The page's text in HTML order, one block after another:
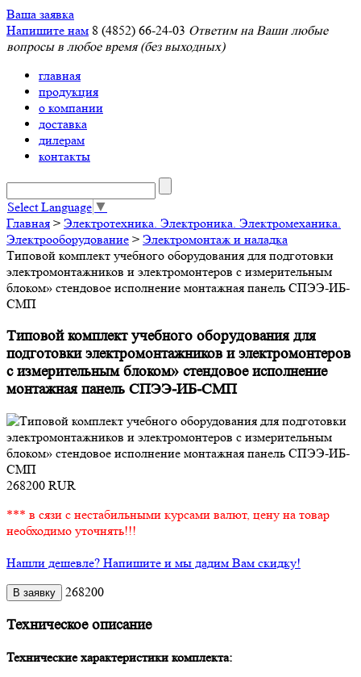
Ваша заявка
Напишите нам 8 (4852) 66-24-03 Ответим на Ваши любые
вопросы в любое время (без выходных)
главная
продукция
о компании
доставка
дилерам
контакты
Select Language ▼
Главная > Электротехника. Электроника. Электромеханика.
Электрооборудование > Электромонтаж и наладка
Типовой комплект учебного оборудования для подготовки
электромонтажников и электромонтеров с измерительным
блоком» стендовое исполнение монтажная панель СПЭЭ-ИБ-
СМП
Типовой комплект учебного оборудования для
подготовки электромонтажников и электромонтеров
с измерительным блоком» стендовое исполнение
монтажная панель СПЭЭ-ИБ-СМП
268200 RUR
*** в сязи с нестабильными курсами валют, цену на товар
необходимо уточнять!!!
Нашли дешевле? Напишите и мы дадим Вам скидку!
268200
Техническое описание
Технические характеристики комплекта: